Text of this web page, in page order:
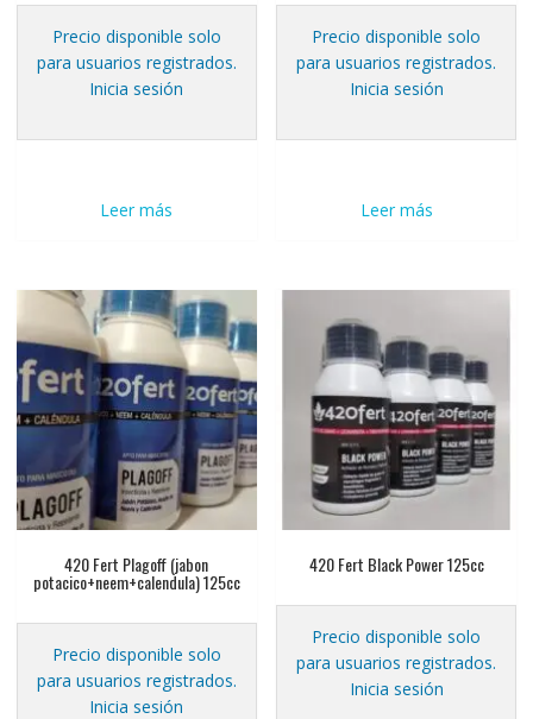
Precio disponible solo
para usuarios registrados.
Inicia sesión
Leer más
Precio disponible solo
para usuarios registrados.
Inicia sesión
Leer más
420 Fert Plagoff (jabon
potacico+neem+calendula) 125cc
Precio disponible solo
para usuarios registrados.
Inicia sesión
420 Fert Black Power 125cc
Precio disponible solo
para usuarios registrados.
Inicia sesión